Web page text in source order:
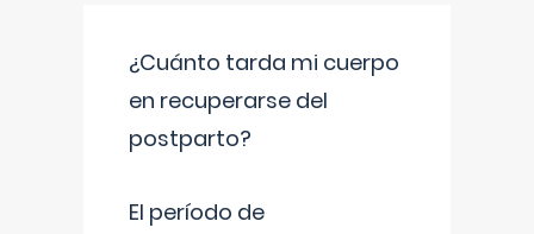
¿Cuánto tarda mi cuerpo
en recuperarse del
postparto?
El período de